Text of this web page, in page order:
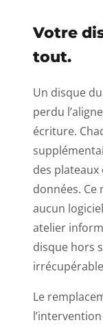
Votre
tout.
Un disque
perdu
écriture.
des
données. Ce
aucun
atelier
disque hors
Le